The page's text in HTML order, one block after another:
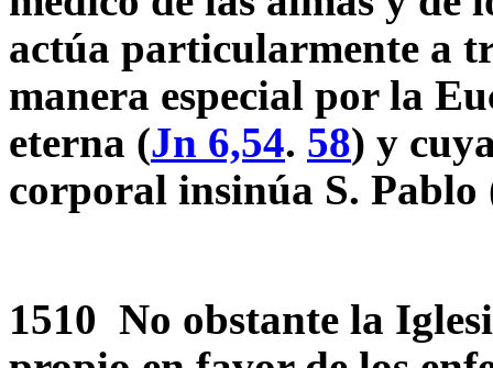
actúa particularmente a
manera especial por la
eterna (Jn 6,54. 58) y
corporal insinúa S. Pablo
1510 No obstante la